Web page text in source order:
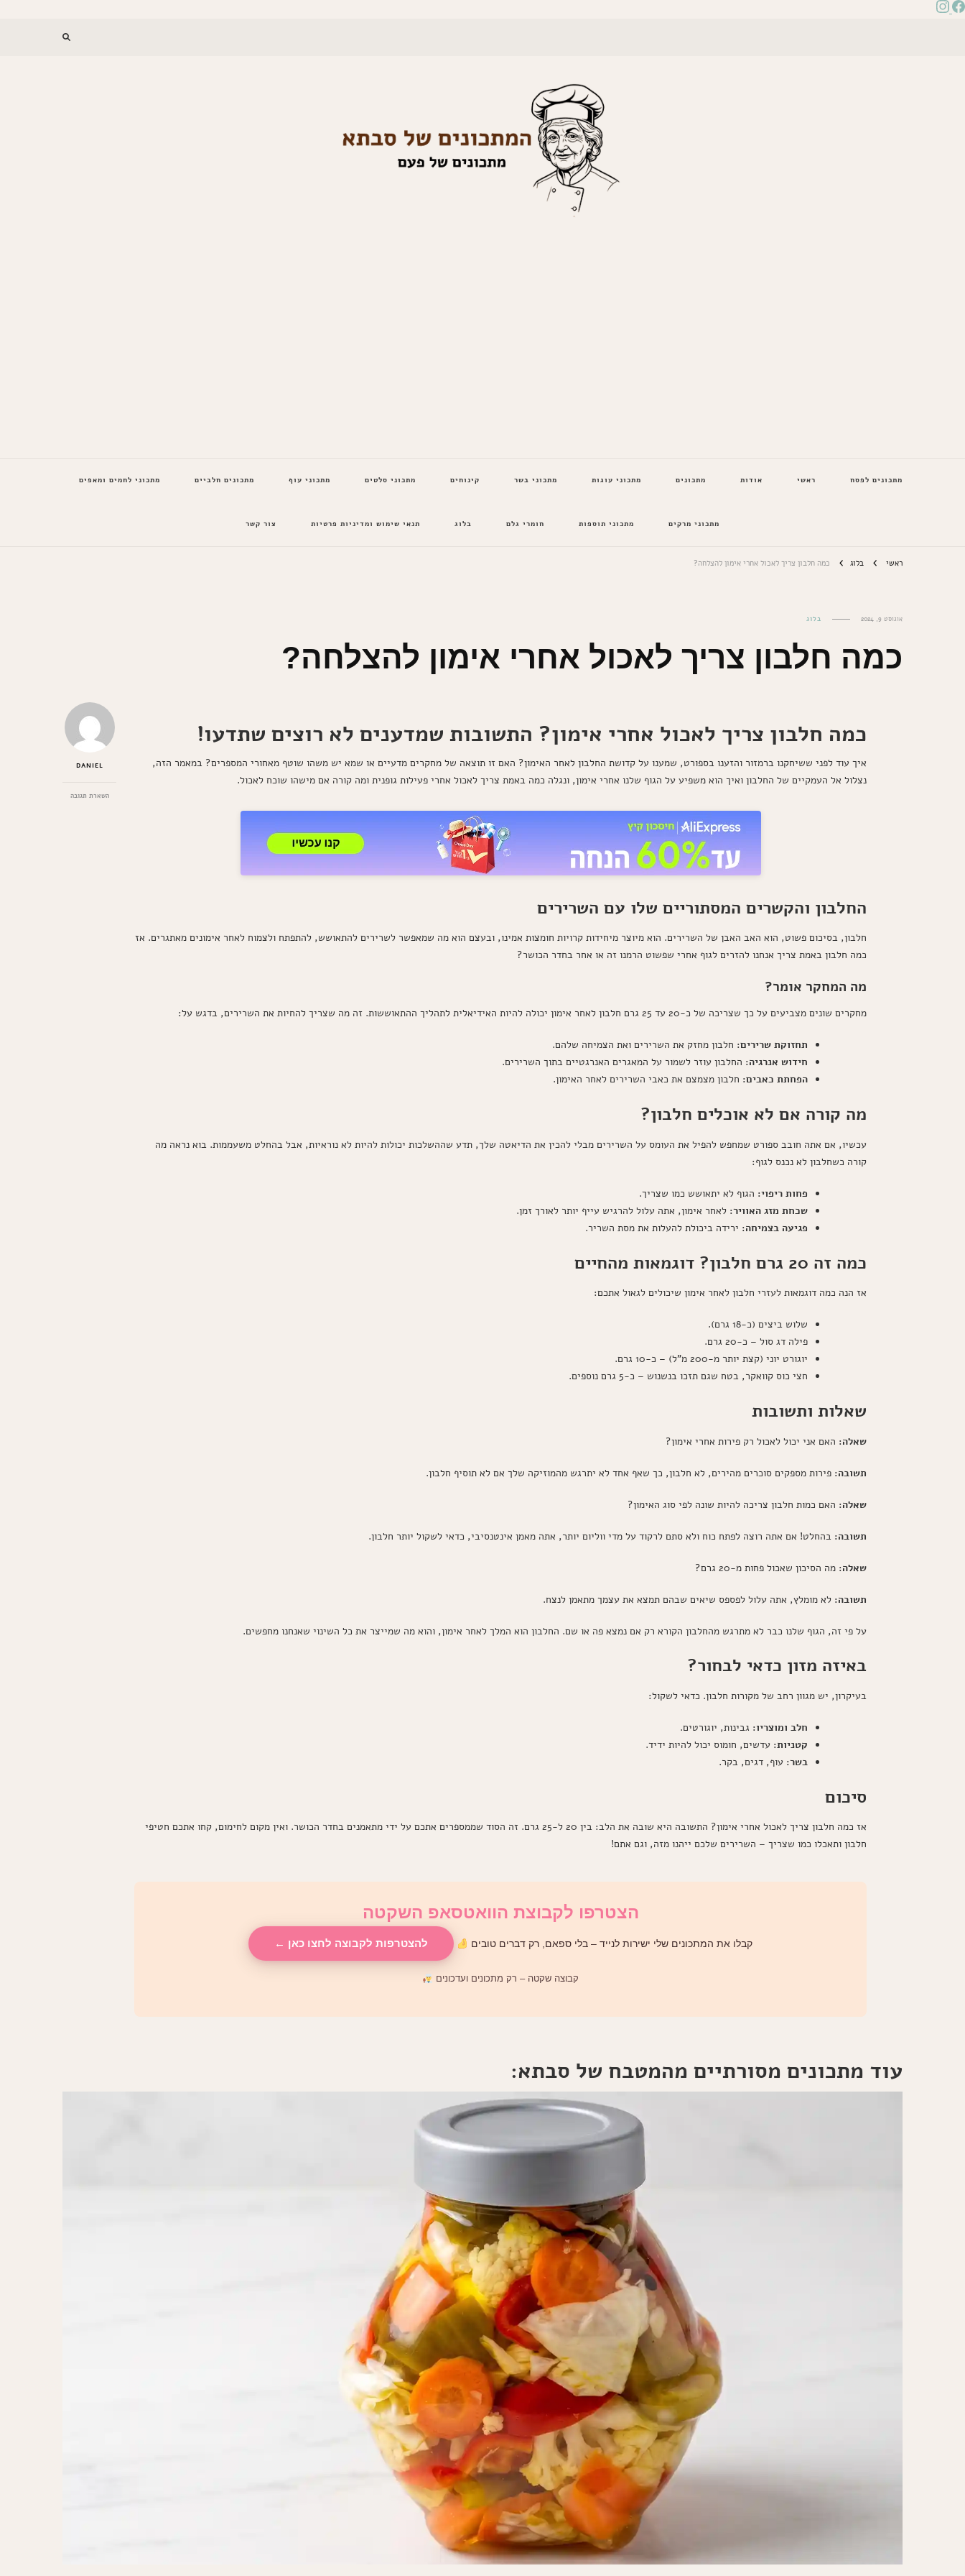
מתכונים לפסח ראשי אודות מתכונים מתכוני עוגות מתכוני בשר קינוחים מתכוני סלטים מתכוני עוף מתכונים חלביים מתכוני לחמים ומאפים
מתכוני מרקים מתכוני תוספות חומרי גלם בלוג תנאי שימוש ומדיניות פרטיות צור קשר
ראשי בלוג כמה חלבון צריך לאכול אחרי אימון להצלחה?
אוגוסט 9, 2024 בלוג
כמה חלבון צריך לאכול אחרי אימון להצלחה?
DANIEL
השארת תגובהבנושא
כמה חלבון צריך לאכול אחרי אימון? התשובות שמדענים לא רוצים שתדעו!
איך עוד לפני ששיחקנו ברמזור והזענו בספורט, שמענו על קדושת החלבון לאחר האימון? האם זו תוצאה של מחקרים מדעיים או שמא יש משהו שוטף מאחורי המספרים? במאמר הזה,
נצלול אל העמקיים של החלבון ואיך הוא משפיע על הגוף שלנו אחרי אימון, ונגלה כמה באמת צריך לאכול אחרי פעילות גופנית ומה קורה אם מישהו שוכח לאכול.
החלבון והקשרים המסתוריים שלו עם השרירים
חלבון, בסיכום פשוט, הוא האב האבן של השרירים. הוא מיוצר מיחידות קרויות חומצות אמינו, ובעצם הוא מה שמאפשר לשרירים להתאושש, להתפתח ולצמוח לאחר אימונים מאתגרים. אז
כמה חלבון באמת צריך אנחנו להזרים לגוף אחרי שפשוט הרמנו זה או אחר בחדר הכושר?
מה המחקר אומר?
מחקרים שונים מצביעים על כך שצריכה של כ-20 עד 25 גרם חלבון לאחר אימון יכולה להיות האידיאלית לתהליך ההתאוששות. זה מה שצריך להחיות את השרירים, בדגש על:
תחזוקת שרירים: חלבון מחזק את השרירים ואת הצמיחה שלהם.
חידוש אנרגיה: החלבון עוזר לשמור על המאגרים האנרגטיים בתוך השרירים.
הפחתת כאבים: חלבון מצמצם את כאבי השרירים לאחר האימון.
מה קורה אם לא אוכלים חלבון?
עכשיו, אם אתה חובב ספורט שמחפש להפיל את העומס על השרירים מבלי להכין את הדיאטה שלך, תדע שההשלכות יכולות להיות לא נוראיות, אבל בהחלט משעממות. בוא נראה מה
קורה כשחלבון לא נכנס לגוף:
פחות ריפוי: הגוף לא יתאושש כמו שצריך.
שכחת מזג האוויר: לאחר אימון, אתה עלול להרגיש עייף יותר לאורך זמן.
פגיעה בצמיחה: ירידה ביכולת להעלות את מסת השריר.
כמה זה 20 גרם חלבון? דוגמאות מהחיים
אז הנה כמה דוגמאות לעזרי חלבון לאחר אימון שיכולים לגאול אתכם:
שלוש ביצים (כ-18 גרם).
פילה דג סול – כ-20 גרם.
יוגורט יוני (קצת יותר מ-200 מ"ל) – כ-10 גרם.
חצי כוס קוואקר, בטח שגם תזכו בנשנוש – כ-5 גרם נוספים.
שאלות ותשובות
שאלה: האם אני יכול לאכול רק פירות אחרי אימון?
תשובה: פירות מספקים סוכרים מהירים, לא חלבון, כך שאף אחד לא יתרגש מהמוזיקה שלך אם לא תוסיף חלבון.
שאלה: האם כמות חלבון צריכה להיות שונה לפי סוג האימון?
תשובה: בהחלט! אם אתה רוצה לפתח כוח ולא סתם לרקוד על מדי ווליום יותר, אתה מאמן אינטנסיבי, כדאי לשקול יותר חלבון.
שאלה: מה הסיכון שאכול פחות מ-20 גרם?
תשובה: לא מומלץ, אתה עלול לפספס שיאים שבהם תמצא את עצמך מתאמן לנצח.
על פי זה, הגוף שלנו כבר לא מתרגש מהחלבון הקורא רק אם נמצא פה או שם. החלבון הוא המלך לאחר אימון, והוא מה שמייצר את כל השינוי שאנחנו מחפשים.
באיזה מזון כדאי לבחור?
בעיקרון, יש מגוון רחב של מקורות חלבון. כדאי לשקול:
חלב ומוצריו: גבינות, יוגורטים.
קטניות: עדשים, חומוס יכול להיות ידיד.
בשר: עוף, דגים, בקר.
סיכום
אז כמה חלבון צריך לאכול אחרי אימון? התשובה היא שובה את הלב: בין 20 ל-25 גרם. זה הסוד שממספרים אתכם על ידי מתאמנים בחדר הכושר. ואין מקום לחימום, קחו אתכם חטיפי
חלבון ותאכלו כמו שצריך – השרירים שלכם ייהנו מזה, וגם אתם!
הצטרפו לקבוצת הוואטסאפ השקטה
קבלו את המתכונים שלי ישירות לנייד – בלי ספאם, רק דברים טובים להצטרפות לקבוצה לחצו כאן ←
קבוצה שקטה – רק מתכונים ועדכונים
עוד מתכונים מסורתיים מהמטבח של סבתא: